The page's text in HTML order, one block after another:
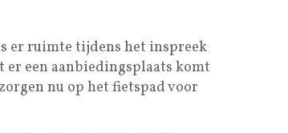
er ruimte tijdens het inspreek
een aanbiedingsplaats komt
nu op het fietspad voor